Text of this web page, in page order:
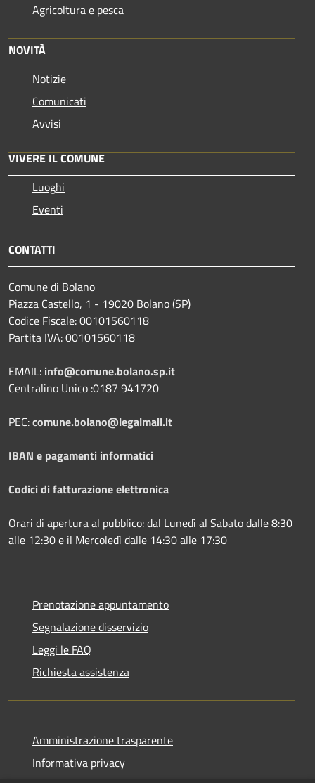
Agricoltura e pesca
NOVITÀ
Notizie
Comunicati
Avvisi
VIVERE IL COMUNE
Luoghi
Eventi
CONTATTI
Comune di Bolano
Piazza Castello, 1 - 19020 Bolano (SP)
Codice Fiscale: 00101560118
Partita IVA: 00101560118
EMAIL: info@comune.bolano.sp.it
Centralino Unico :0187 941720
PEC:comune.bolano@legalmail.it
IBAN e pagamenti informatici
Codici di fatturazione elettronica
Orari di apertura al pubblico: dal Lunedì al Sabato dalle 8:30
alle 12:30 e il Mercoledì dalle 14:30 alle 17:30
Prenotazione appuntamento
Segnalazione disservizio
Leggi le FAQ
Richiesta assistenza
Amministrazione trasparente
Informativa privacy